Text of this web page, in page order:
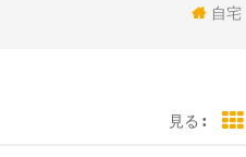
自宅
見る :